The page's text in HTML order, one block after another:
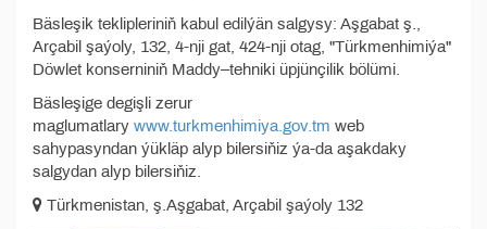
Bäsleşik teklipleriniň kabul edilýän salgysy: Aşgabat ş.,
Arçabil şaýoly, 132, 4-nji gat, 424-nji otag, "Türkmenhimiýa"
Döwlet konserniniň Maddy–tehniki üpjünçilik bölümi.
Bäsleşige degişli zerur
maglumatlary www.turkmenhimiya.gov.tm web
sahypasyndan ýükläp alyp bilersiňiz ýa-da aşakdaky
salgydan alyp bilersiňiz.
Türkmenistan, ş.Aşgabat, Arçabil şaýoly 132